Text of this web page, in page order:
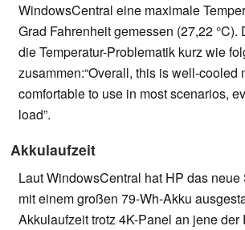
WindowsCentral eine maximale
Grad Fahrenheit gemessen (27,22 °C).
die Temperatur-Problematik kurz wie
zusammen:“Overall, this is well-cooled
comfortable to use in most scenarios,
load”.
Akkulaufzeit
Laut WindowsCentral hat HP das
mit einem großen 79-Wh-Akku
Akkulaufzeit trotz 4K-Panel an jene der